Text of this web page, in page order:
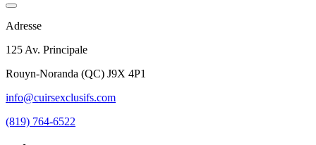
Adresse
125 Av. Principale
Rouyn-Noranda (QC) J9X 4P1
info@cuirsexclusifs.com
(819) 764-6522